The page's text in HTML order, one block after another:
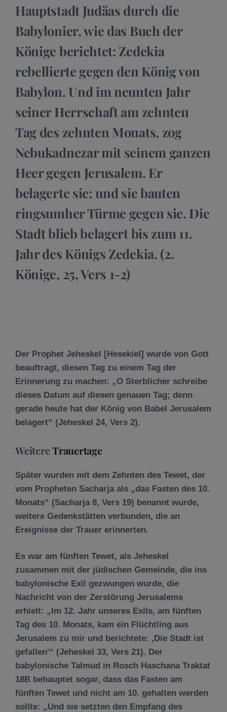
Hauptstadt Judäas durch die
Babylonier, wie das Buch der
Könige berichtet: Zedekia
rebellierte gegen den König von
Babylon. Und im neunten Jahr
seiner Herrschaft am zehnten
Tag des zehnten Monats, zog
Nebukadnezar mit seinem ganzen
Heer gegen Jerusalem. Er
belagerte sie; und sie bauten
ringsumher Türme gegen sie. Die
Stadt blieb belagert bis zum 11.
Jahr des Königs Zedekia. (2.
Könige, 25, Vers 1-2)
Der Prophet Jeheskel [Hesekiel] wurde von Gott
beauftragt, diesen Tag zu einem Tag der
Erinnerung zu machen: „O Sterblicher schreibe
dieses Datum auf diesen genauen Tag; denn
gerade heute hat der König von Babel Jerusalem
belagert“ (Jeheskel 24, Vers 2).
WeitereTrauertage
Später wurden mit dem Zehnten des Tewet, der
vom Propheten Sacharja als „das Fasten des 10.
Monats“ (Sacharja 8, Vers 19) benannt wurde,
weitere Gedenkstätten verbunden, die an
Ereignisse der Trauer erinnerten.
Es war am fünften Tewet, als Jeheskel
zusammen mit der jüdischen Gemeinde, die ins
babylonische Exil gezwungen wurde, die
Nachricht von der Zerstörung Jerusalems
erhielt: „Im 12. Jahr unseres Exils, am fünften
Tag des 10. Monats, kam ein Flüchtling aus
Jerusalem zu mir und berichtete: ‚Die Stadt ist
gefallen'“ (Jeheskel 33, Vers 21). Der
babylonische Talmud in Rosch Haschana Traktat
18B behauptet sogar, dass das Fasten am
fünften Tewet und nicht am 10. gehalten werden
sollte: „Und sie setzten den Empfang des